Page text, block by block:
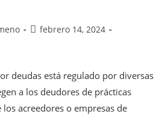
febrero 14, 2024
deudas está regulado por diversas
a los deudores de prácticas
acreedores o empresas de